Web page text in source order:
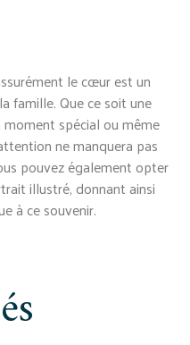
le cœur est un
famille. Que ce soit une
spécial ou même
ne manquera pas
pouvez également opter
illustré, donnant ainsi
à ce souvenir.